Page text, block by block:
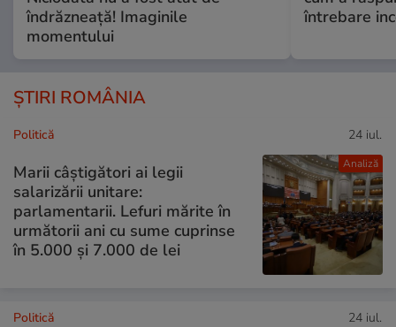
îndrăzneață! Imaginile
momentului
întrebare
ȘTIRI ROMÂNIA
Analiză
Politică 24 iul.
Marii câștigători ai legii
salarizării unitare:
parlamentarii. Lefuri mărite în
următorii ani cu sume cuprinse
în 5.000 și 7.000 de lei
Politică 24 iul.